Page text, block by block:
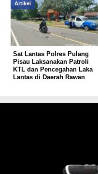
Artikel
Sat Lantas Polres Pulang
Pisau Laksanakan Patroli
KTL dan Pencegahan Laka
Lantas di Daerah Rawan